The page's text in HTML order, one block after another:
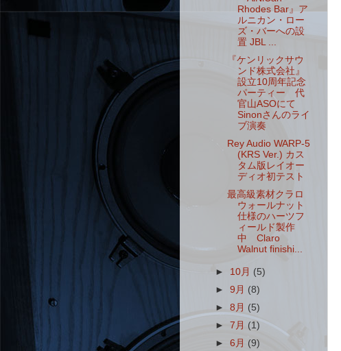
Rhodes Bar』ア
ルニカン・ロー
ズ・バーへの設
置 JBL ...
『ケンリックサウ
ンド株式会社』
設立10周年記念
パーティー 代
官山ASOにて
Sinonさんのライ
ブ演奏
Rey Audio WARP-5
(KRS Ver.) カス
タム版レイオー
ディオ初テスト
最高級素材クラロ
ウォールナット
仕様のハーツフ
ィールド製作
中 Claro
Walnut finishi...
► 10月 (5)
►9月 (8)
►8月 (5)
►7月 (1)
►6月 (9)